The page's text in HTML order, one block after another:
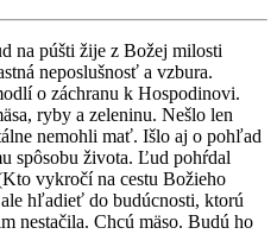
na púšti žije z Božej milosti
neposlušnosť a vzbura.
o záchranu k Hospodinovi.
ryby a zeleninu. Nešlo len
nemohli mať. Išlo aj o pohľad
spôsobu života. Ľud pohŕdal
vykročí na cestu Božieho
hľadieť do budúcnosti, ktorú
nestačila. Chcú mäso. Budú ho